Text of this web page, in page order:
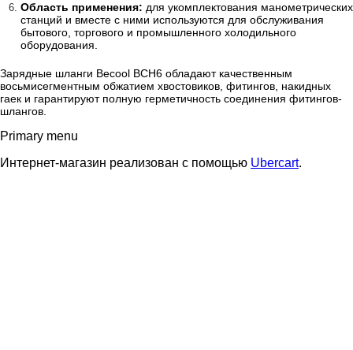
Область применения: для укомплектования манометрических
станций и вместе с ними используются для обслуживания
бытового, торгового и промышленного холодильного
оборудования.
Зарядные шланги Becool BCH6 обладают качественным
восьмисегментным обжатием хвостовиков, фитингов, накидных
гаек и гарантируют полную герметичность соединения фитингов-
шлангов.
Primary menu
Интернет-магазин реализован с помощью Ubercart.